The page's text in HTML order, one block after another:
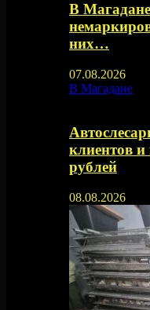
В
них…
07.08.2026
В Магадане
клиентов
рублей
08.08.2026